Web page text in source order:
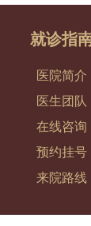
就诊指
医院简介
医生团队
在线咨询
预约挂号
来院路线